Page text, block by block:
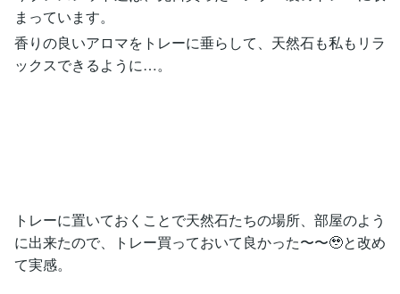
まっています。
香りの良いアロマをトレーに垂らして、天然石も私もリラ
ックスできるように…。
トレーに置いておくことで天然石たちの場所、部屋のよう
に出来たので、トレー買っておいて良かった〜〜🥹と改め
て実感。